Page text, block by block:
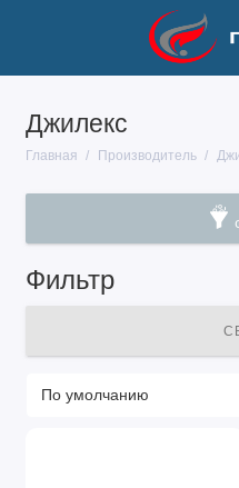
Джилекс
Главная Производитель
Фильтр